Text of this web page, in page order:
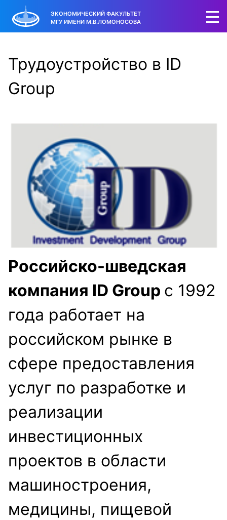
ЭКОНОМИЧЕСКИЙ ФАКУЛЬТЕТ
МГУ ИМЕНИ М.В.ЛОМОНОСОВА
Трудоустройство в ID
Group
Российско-шведская
компания ID Group с 1992
года работает на
российском рынке в
сфере предоставления
услуг по разработке и
реализации
инвестиционных
проектов в области
машиностроения,
медицины, пищевой